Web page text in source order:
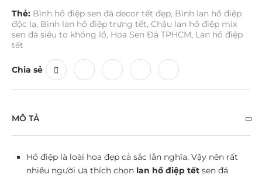
Thẻ: Bình hồ điệp sen đá decor tết đẹp, Bình lan hồ điệp
độc lạ, Bình lan hồ điệp trưng tết, Chậu lan hồ điệp mix
sen đá siêu to khổng lồ, Hoa Sen Đá TPHCM, Lan hồ điệp
tết
Chia sẻ
MÔ TẢ
Hồ điệp là loài hoa đẹp cả sắc lẫn nghĩa. Vậy nên rất
nhiều người ưa thích chọn lan hồ điệp tết sen đá